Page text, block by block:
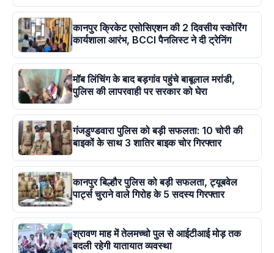
कानपुर क्रिकेट एसोसिएशन की 2 दिवसीय स्कोरिंग
कार्यशाला आरंभ, BCCI पैनलिस्ट ने दी ट्रेनिंग
मॉब लिंचिंग के बाद बड़गांव पहुंचे बाबूलाल मरांडी,
पुलिस की लापरवाही पर सरकार को घेरा
गंजडुण्डवारा पुलिस को बड़ी सफलता: 10 चोरी की
बाइकों के साथ 3 शातिर बाइक चोर गिरफ्तार
कानपुर बिल्हौर पुलिस को बड़ी सफलता, ट्यूबवेल
पार्ट्स चुराने वाले गिरोह के 5 सदस्य गिरफ्तार
श्रावण माह में तेलमच्चो पुल से आईटीआई मोड़ तक
बदली रहेगी यातायात व्यवस्था